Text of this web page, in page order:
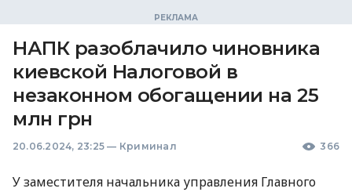
НАПК разоблачило чиновника
киевской Налоговой в
незаконном обогащении на 25
млн грн
20.06.2024, 23:25 — Криминал 366
У заместителя начальника управления Главного